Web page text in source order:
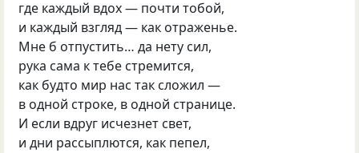
где каждый вдох — почти тобой,
и каждый взгляд — как отраженье.
Мне б отпустить… да нету сил,
рука сама к тебе стремится,
как будто мир нас так сложил —
в одной строке, в одной странице.
И если вдруг исчезнет свет,
и дни рассыплются, как пепел,